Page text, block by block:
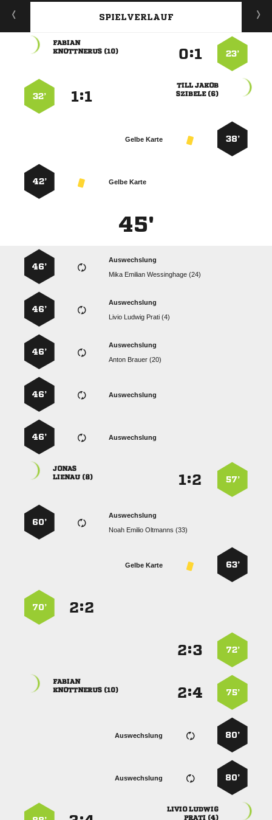
SPIELVERLAUF
23’
:

 
 
 
:
32’
38’
Gelbe Karte
Gelbe Karte
42’
45'
Auswechslung
   
46’
Auswechslung
   
46’
Auswechslung
  
46’
Auswechslung
46’
Auswechslung
46’
57’
:

 
Auswechslung
   
60’
63’
Gelbe Karte
:
70’
72’
:
75’
:

 
80’
Auswechslung
80’
Auswechslung
 
 